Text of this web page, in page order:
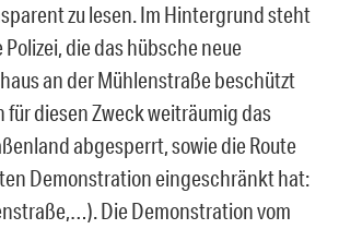
zu lesen. Im Hintergrund steht
die das hübsche neue
an der Mühlenstraße beschützt
für diesen Zweck weiträumig das
abgesperrt, sowie die Route
Demonstration eingeschränkt hat:
Die Demonstration vom